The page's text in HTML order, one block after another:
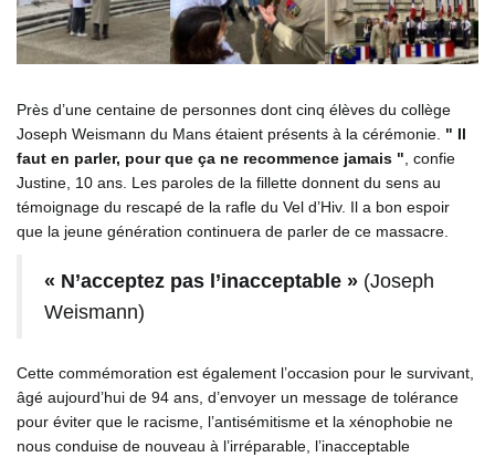
Près d’une centaine de personnes dont cinq élèves du collège
Joseph Weismann du Mans étaient présents à la cérémonie.
Il
faut en parler, pour que ça ne recommence jamais
, confie
Justine, 10 ans. Les paroles de la fillette donnent du sens au
témoignage du rescapé de la rafle du Vel d’Hiv. Il a bon espoir
que la jeune génération continuera de parler de ce massacre.
« N’acceptez pas l’inacceptable » (Joseph
Weismann)
Cette commémoration est également l’occasion pour le survivant,
âgé aujourd’hui de 94 ans, d’envoyer un message de tolérance
pour éviter que le racisme, l’antisémitisme et la xénophobie ne
nous conduise de nouveau à l’irréparable, l’inacceptable